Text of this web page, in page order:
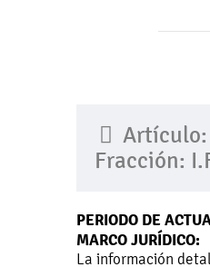
Artículo:
Fracción:
PERIODO DE
MARCO JURÍDICO:
La información